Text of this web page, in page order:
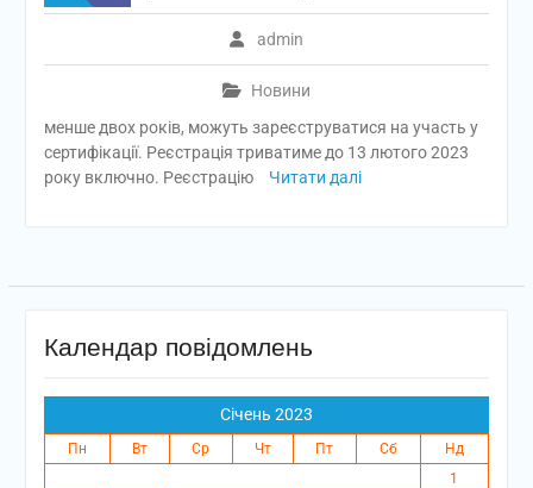
admin
Новини
менше двох років, можуть зареєструватися на участь у
сертифікації. Реєстрація триватиме до 13 лютого 2023
року включно. Реєстрацію
Читати далі
Календар повідомлень
Січень 2023
Пн Вт Ср Чт Пт Сб
Нд
1